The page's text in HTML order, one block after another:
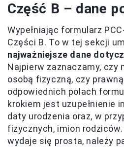
Część B – dane
Wypełniając formularz
Części B. To w tej sekcji
najważniejsze dane
Najpierw zaznaczamy, czy
osobą fizyczną, czy
odpowiednich polach
krokiem jest uzupełnienie
daty urodzenia oraz, w
fizycznych, imion
wydaje się prosta, należy